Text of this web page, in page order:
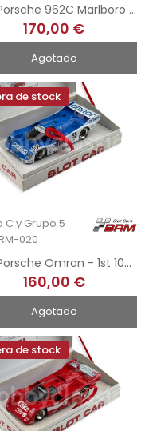
1/24 Porsche 962C Marlboro - 480Km Mexico 1990
170,00 €
Agotado
de stock
C y Grupo 5
020
1/24 Porsche Omron - 1st 1000Km Fuji 1988
160,00 €
Agotado
de stock